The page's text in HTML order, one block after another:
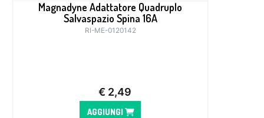
Magnadyne Adattatore Quadruplo
Salvaspazio Spina 16A
RI-ME-0120142
€ 2,49
AGGIUNGI